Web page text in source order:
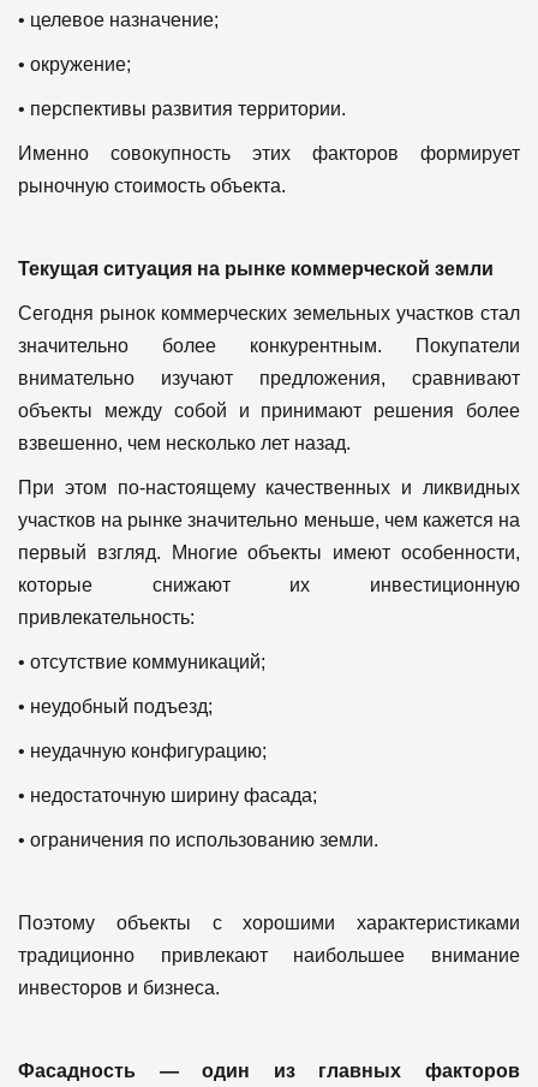
• целевое назначение;
• окружение;
• перспективы развития территории.
Именно совокупность этих факторов формирует
рыночную стоимость объекта.
Текущая ситуация на рынке коммерческой земли
Сегодня рынок коммерческих земельных участков стал
значительно более конкурентным.
Покупатели
внимательно изучают предложения, сравнивают
объекты между собой и принимают решения более
взвешенно, чем несколько лет назад.
При этом по-настоящему качественных и ликвидных
участков на рынке значительно меньше, чем кажется на
первый взгляд. Многие объекты имеют особенности,
которые снижают их инвестиционную
привлекательность:
• отсутствие коммуникаций;
• неудобный подъезд;
• неудачную конфигурацию;
• недостаточную ширину фасада;
• ограничения по использованию земли.
Поэтому объекты с хорошими характеристиками
традиционно привлекают наибольшее внимание
инвесторов и бизнеса.
Фасадность — один из главных факторов